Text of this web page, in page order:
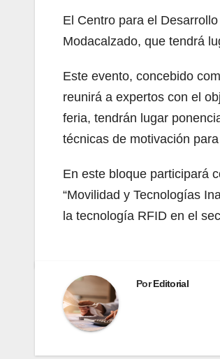
El Centro para el
Modacalzado, que tendrá
Este evento, concebido
reunirá a expertos con el
feria, tendrán lugar
técnicas de motivación
En este bloque participará
“Movilidad y Tecnologías
la tecnología RFID en el
PorEditorial